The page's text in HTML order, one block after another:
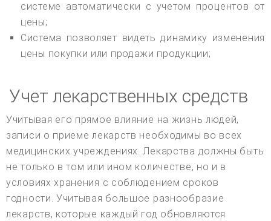
системе автоматически с учетом процентов от
цены;
Система позволяет видеть динамику изменения
цены покупки или продажи продукции;
Учет лекарственных средств
Учитывая его прямое влияние на жизнь людей,
записи о приеме лекарств необходимы во всех
медицинских учреждениях. Лекарства должны быть
не только в том или ином количестве, но и в
условиях хранения с соблюдением сроков
годности. Учитывая большое разнообразие
лекарств, которые каждый год обновляются